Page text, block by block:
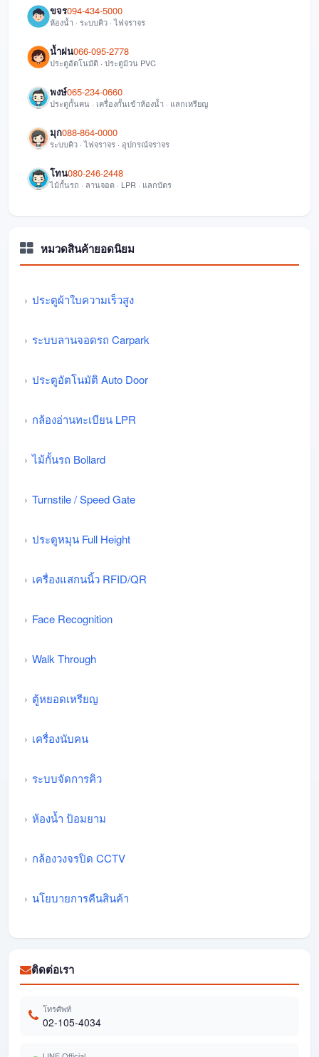
ขจร094-434-5000
ห้องน้ำ · ระบบคิว · ไฟจราจร
น้ำฝน066-095-2778
ประตูอัตโนมัติ · ประตูม้วน PVC
พงษ์065-234-0660
ประตูกั้นคน · เครื่องกั้นเข้าห้องน้ำ · แลกเหรียญ
มุก088-864-0000
ระบบคิว · ไฟจราจร · อุปกรณ์จราจร
โทน080-246-2448
ไม้กั้นรถ · ลานจอด · LPR · แลกบัตร
หมวดสินค้ายอดนิยม
ประตูผ้าใบความเร็วสูง
ระบบลานจอดรถ Carpark
ประตูอัตโนมัติ Auto Door
กล้องอ่านทะเบียน LPR
ไม้กั้นรถ Bollard
Turnstile / Speed Gate
ประตูหมุน Full Height
เครื่องแสกนนิ้ว RFID/QR
Face Recognition
Walk Through
ตู้หยอดเหรียญ
เครื่องนับคน
ระบบจัดการคิว
ห้องน้ำ ป้อมยาม
กล้องวงจรปิด CCTV
นโยบายการคืนสินค้า
ติดต่อเรา
โทรศัพท์
02-105-4034